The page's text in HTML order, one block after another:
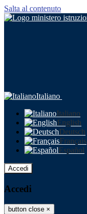
Salta al contenuto
Italiano
Italiano
English
Deutsch
Français
Español
Accedi
Accedi
button close ×